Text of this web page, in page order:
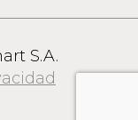
S.A.